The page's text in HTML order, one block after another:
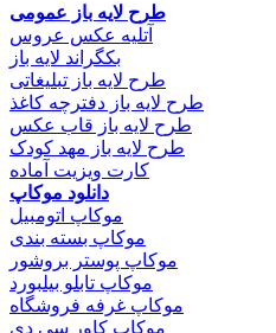
طرح لایه باز عمومی
آتلیه عکس عروس
بکگراند لایه باز
طرح لایه باز تبلیغاتی
طرح لایه باز دفترچه کاغذ
طرح لایه باز قاب عکس
طرح لایه باز مهد کودک
کارت ویزیت آماده
دانلود موکاپ
موکاپ اتومبیل
موکاپ بسته بندی
موکاپ پوستر بروشور
موکاپ تابلو بیلبورد
موکاپ غرفه فروشگاه
موکاپ کاور سی دی